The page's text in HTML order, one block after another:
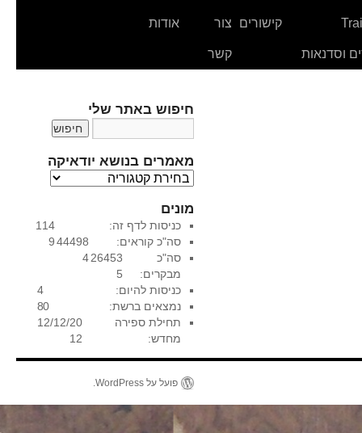
וסדנאות
קישורים צור
קשר
אודות
חיפוש באתר שלי
מאמרים בנושא יודאיקה
מ
מ
ר
י
ם
נ
ו
ש
י
ד
א
מונים
114
9
כניסות לדף זה:
44498
4
סה"כ קוראים:
26453
5
סה"כ
מבקרים:
4
8
כניסות להיום:
0
נמצאים ברשת:
12/12/20
12
תחילת ספירה
מחדש:
פועל על WordPress.